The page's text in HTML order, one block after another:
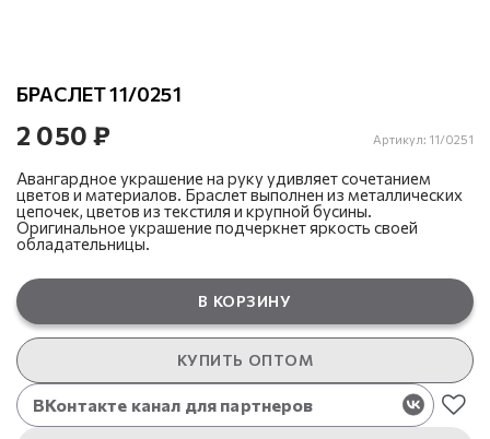
БРАСЛЕТ 11/0251
2 050 ₽ Артикул: 11/0251
Авангардное украшение на руку удивляет сочетанием
цветов и материалов. Браслет выполнен из металлических
цепочек, цветов из текстиля и крупной бусины.
Оригинальное украшение подчеркнет яркость своей
обладательницы.
В КОРЗИНУ
КУПИТЬ ОПТОМ
ВКонтакте канал для партнеров